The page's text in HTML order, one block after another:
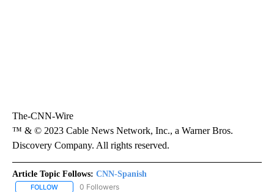
The-CNN-Wire
™ & © 2023 Cable News Network, Inc., a Warner Bros.
Discovery Company. All rights reserved.
Article Topic Follows: CNN-Spanish
FOLLOW FOLLOW "CNN-SPANISH" TO RECEIVE NOTIFICATIONS ABOUT
0 Followers